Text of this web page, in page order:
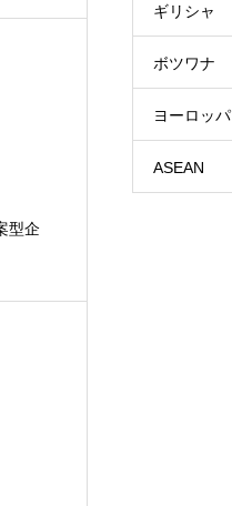
型企
ギリシャ
ボツワナ
ヨーロッパ
ASEAN